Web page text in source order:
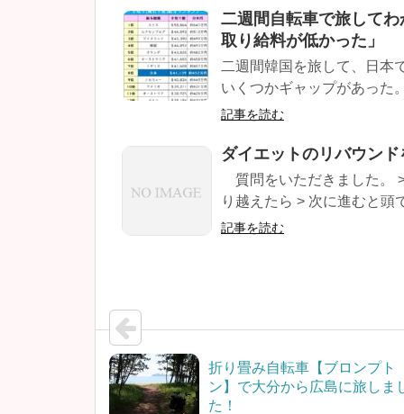
二週間自転車で旅して
取り給料が低かった」
二週間韓国を旅して、日本
いくつかギャップがあった
記事を読む
ダイエットのリバウン
質問をいただきました。
り越えたら > 次に進むと頭
記事を読む
折り畳み自転車【ブロンプト
ン】で大分から広島に旅しま
た！